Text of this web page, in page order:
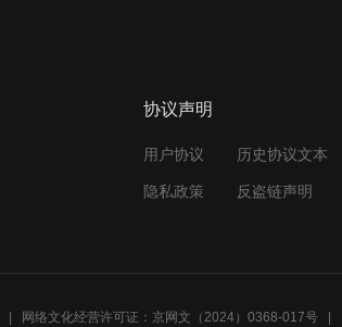
协议声明
用户协议 历史协议文本
隐私政策 反盗链声明
网络文化经营许可证：京网文（2024）0368-017号